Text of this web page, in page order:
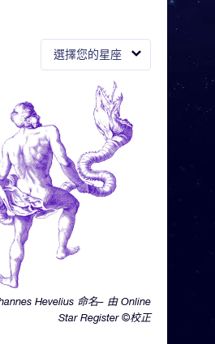
選擇您的星座
Hevelius 命名– 由 Online
Star Register ©校正